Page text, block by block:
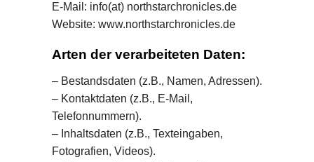
E-Mail: info(at) northstarchronicles.de
Website: www.northstarchronicles.de
Arten der verarbeiteten Daten:
– Bestandsdaten (z.B., Namen, Adressen).
– Kontaktdaten (z.B., E-Mail,
Telefonnummern).
– Inhaltsdaten (z.B., Texteingaben,
Fotografien, Videos).